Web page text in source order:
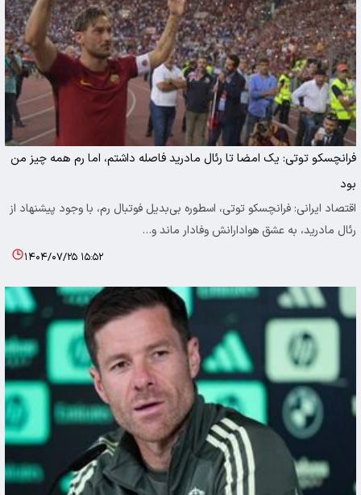
فرانچسکو توتی: یک امضا تا رئال مادرید فاصله داشتم، اما رم همه چیز من
بود
اقتصاد ایرانی: فرانچسکو توتی، اسطوره بی‌بدیل فوتبال رم، با وجود پیشنهاد از
رئال مادرید، به عشق هوادارانش وفادار ماند و…
۱۴۰۴/۰۷/۲۵ ۱۵:۵۲